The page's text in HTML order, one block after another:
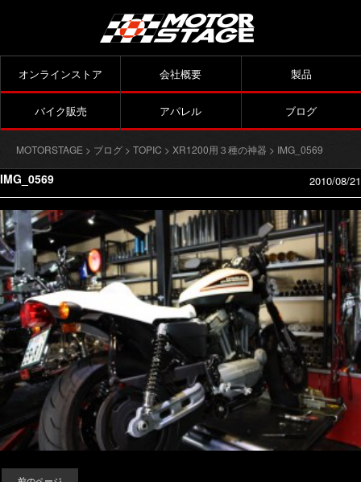
オンラインストア 会社概要 製品
バイク販売 アパレル ブログ
MOTORSTAGE > ブログ > TOPIC > XR1200用３種の神器 > IMG_0569
IMG_0569 2010/08/21